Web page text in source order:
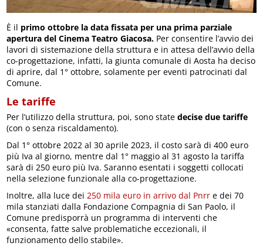
È il primo ottobre la data fissata per una prima parziale
apertura del Cinema Teatro Giacosa. Per consentire l’avvio dei
lavori di sistemazione della struttura e in attesa dell’avvio della
co-progettazione, infatti, la giunta comunale di Aosta ha deciso
di aprire, dal 1° ottobre, solamente per eventi patrocinati dal
Comune.
Le tariffe
Per l’utilizzo della struttura, poi, sono statedecise due tariffe
(con o senza riscaldamento).
Dal 1° ottobre 2022 al 30 aprile 2023, il costo sarà di 400 euro
più Iva al giorno, mentre dal 1° maggio al 31 agosto la tariffa
sarà di 250 euro più Iva. Saranno esentati i soggetti collocati
nella selezione funzionale alla co-progettazione.
Inoltre, alla luce dei 250 mila euro in arrivo dal Pnrr e dei 70
mila stanziati dalla Fondazione Compagnia di San Paolo, il
Comune predisporrà un programma di interventi che
«consenta, fatte salve problematiche eccezionali, il
funzionamento dello stabile».